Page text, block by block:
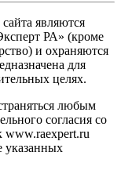
являются
РА» (кроме
и охраняются
для
целях.
любым
согласия со
www.raexpert.ru
указанных